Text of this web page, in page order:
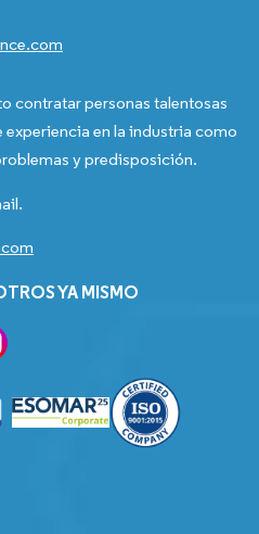
contratar personas talentosas
en la industria como
y predisposición.
YA MISMO